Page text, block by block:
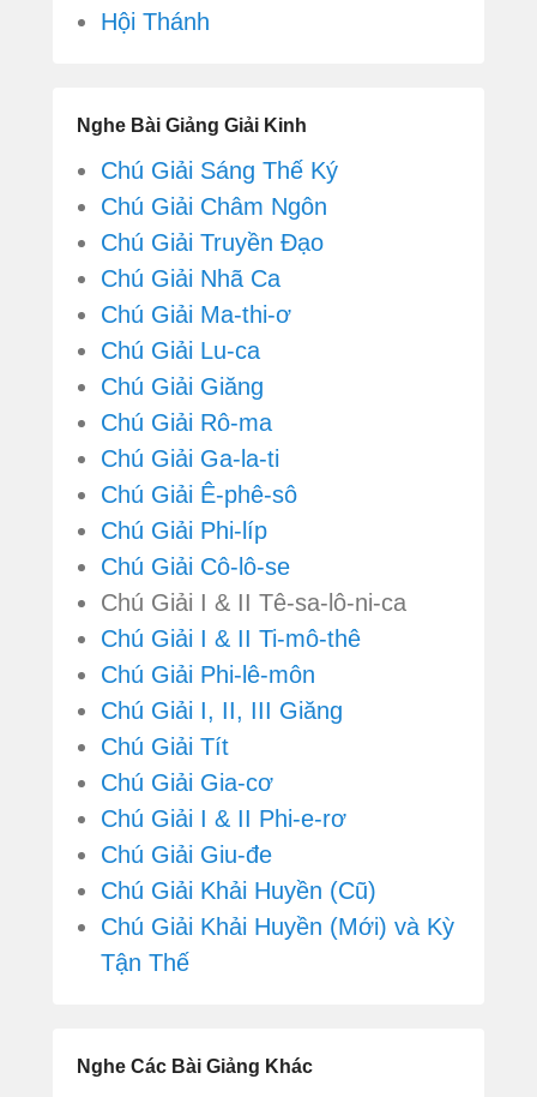
Hội Thánh
Nghe Bài Giảng Giải Kinh
Chú Giải Sáng Thế Ký
Chú Giải Châm Ngôn
Chú Giải Truyền Đạo
Chú Giải Nhã Ca
Chú Giải Ma-thi-ơ
Chú Giải Lu-ca
Chú Giải Giăng
Chú Giải Rô-ma
Chú Giải Ga-la-ti
Chú Giải Ê-phê-sô
Chú Giải Phi-líp
Chú Giải Cô-lô-se
Chú Giải I & II Tê-sa-lô-ni-ca
Chú Giải I & II Ti-mô-thê
Chú Giải Phi-lê-môn
Chú Giải I, II, III Giăng
Chú Giải Tít
Chú Giải Gia-cơ
Chú Giải I & II Phi-e-rơ
Chú Giải Giu-đe
Chú Giải Khải Huyền (Cũ)
Chú Giải Khải Huyền (Mới) và Kỳ
Tận Thế
Nghe Các Bài Giảng Khác